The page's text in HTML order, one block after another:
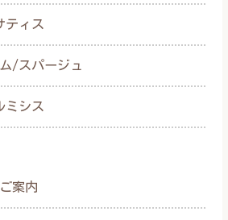
ティス
/スパージュ
ミシス
案内